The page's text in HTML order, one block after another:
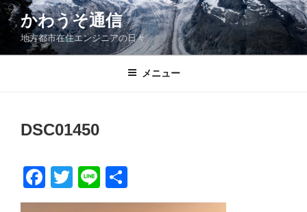
コ
ン
ン
かわうそ通信
地方都市在住エンジニアの日々
メニュー
DSC01450
F
a
T
wi
Li
n
有